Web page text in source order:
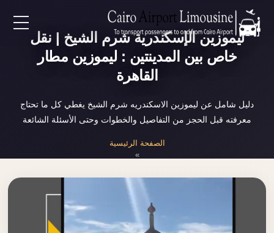
EN
AR
خدمات المطار
نحن
ليموزين الإسكندرية شرم الشيخ | نقل
خاص بين المدينتين : ليموزين مطار
القاهرة
دليل شامل عن ليموزين الاسكندريه شرم الشيخ يغطي كل ما تحتاج
معرفته قبل الحجز من التفاصيل والخطوات وحتى الأسئلة الشائعة
الصفحة الرئيسية